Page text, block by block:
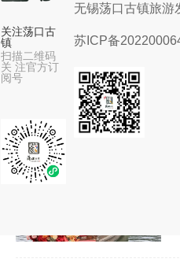
苏ICP备
无锡荡口古镇旅游
关注荡口古
镇
扫描二维码
关 注官方订
阅号